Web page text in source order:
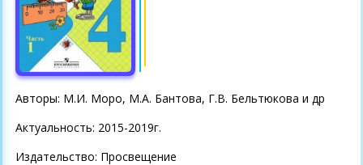
Авторы: М.И. Моро, М.А. Бантова, Г.В. Бельтюкова и др
Актуальность: 2015-2019г.
Издательство: Просвещение